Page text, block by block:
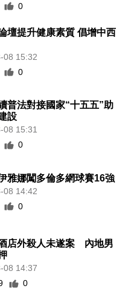
0
壇提升健康素質 倡增中西
08 15:32
0
普法對接國家“十五五”助
設
08 15:31
0
雅娜闖多倫多網球賽16強
08 14:42
0
店外殺人未遂案 內地男
08 14:37
0